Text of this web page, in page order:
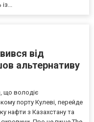
від
альтернативу
що володіє
порту Кулеві, перейде
нафти з Казахстану та